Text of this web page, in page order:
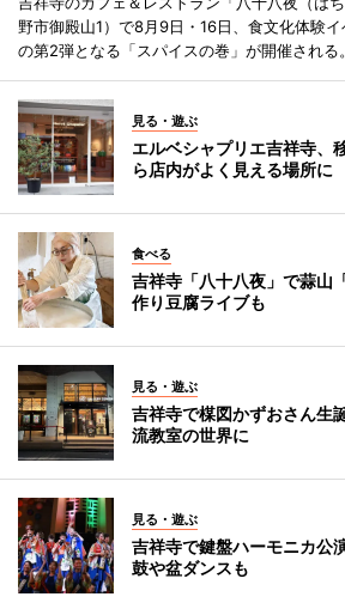
野市御殿山1）で8月9日・16日、食文化体験イ
の第2弾となる「スパイスの巻」が開催される。
見る・遊ぶ
エルベシャプリエ吉祥寺
ら店内がよく見える場所に
食べる
吉祥寺「八十八夜」で蒜山
作り豆腐ライブも
見る・遊ぶ
吉祥寺で楳図かずおさん生
流教室の世界に
見る・遊ぶ
吉祥寺で鍵盤ハーモニカ公
鼓や盆ダンスも